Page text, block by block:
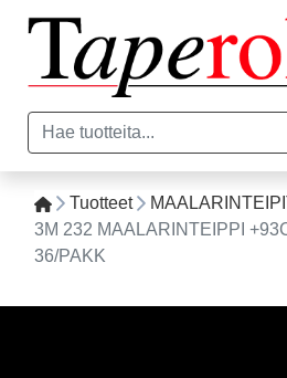
Tuotteet
3M 232 MAALARINTEIPPI
36/PAKK